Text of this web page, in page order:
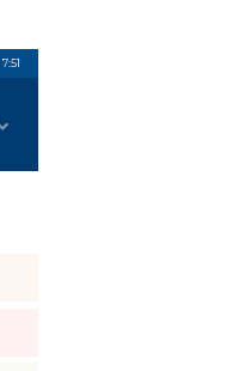
7:51